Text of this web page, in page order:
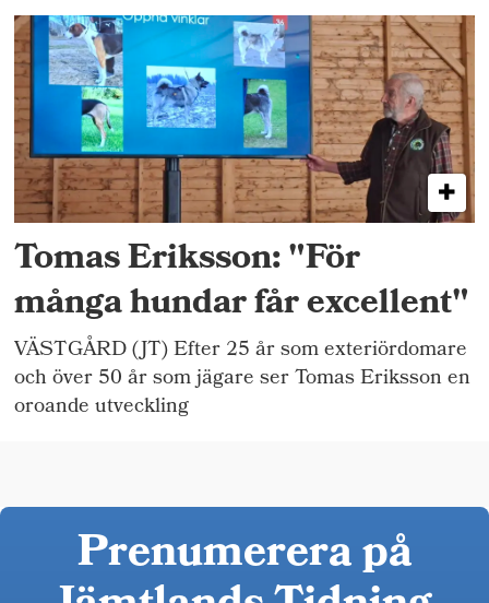
Tomas Eriksson: "För
många hundar får excellent"
VÄSTGÅRD (JT) Efter 25 år som exteriördomare
och över 50 år som jägare ser Tomas Eriksson en
oroande utveckling
Prenumerera på